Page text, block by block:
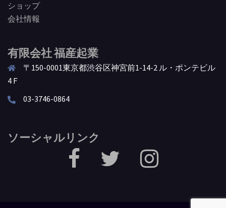
ショップ
会社情報
有限会社 福産起業
〒150-0001東京都渋谷区神宮前1-14-2 ル・ポンテビル
4Ｆ
03-3746-0864
ソーシャルリンク
facebook Twitter Instagram